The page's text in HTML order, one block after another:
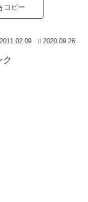
コピー
2011.02.09 2020.09.26
ク